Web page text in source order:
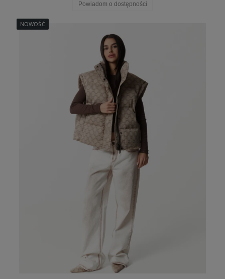
Powiadom o dostępności
NOWOŚĆ